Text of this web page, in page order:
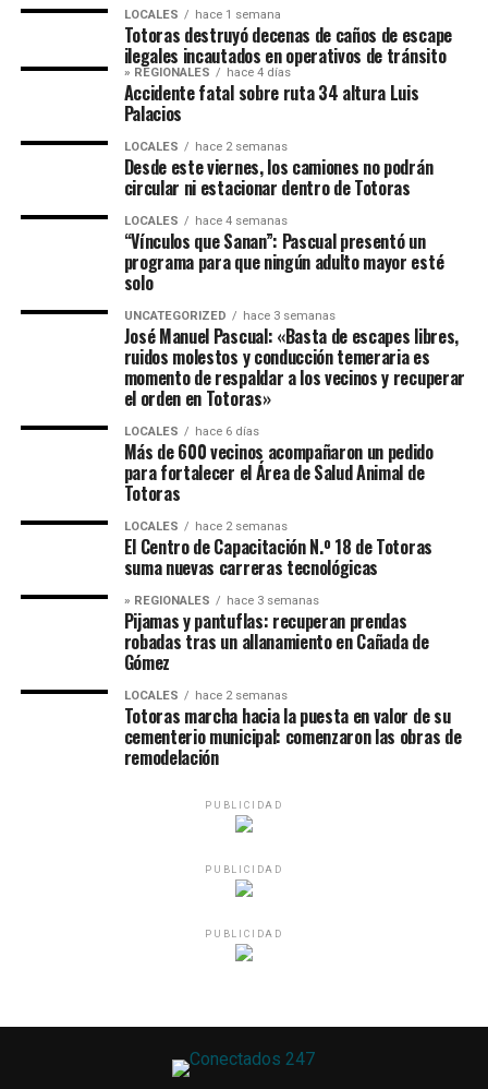
LOCALES hace 1 semana
Totoras destruyó decenas de caños de escape
ilegales incautados en operativos de tránsito
» REGIONALES hace 4 días
Accidente fatal sobre ruta 34 altura Luis
Palacios
LOCALES hace 2 semanas
Desde este viernes, los camiones no podrán
circular ni estacionar dentro de Totoras
LOCALES hace 4 semanas
“Vínculos que Sanan”: Pascual presentó un
programa para que ningún adulto mayor esté
solo
UNCATEGORIZED hace 3 semanas
José Manuel Pascual: «Basta de escapes libres,
ruidos molestos y conducción temeraria es
momento de respaldar a los vecinos y recuperar
el orden en Totoras»
LOCALES hace 6 días
Más de 600 vecinos acompañaron un pedido
para fortalecer el Área de Salud Animal de
Totoras
LOCALES hace 2 semanas
El Centro de Capacitación N.º 18 de Totoras
suma nuevas carreras tecnológicas
» REGIONALES hace 3 semanas
Pijamas y pantuflas: recuperan prendas
robadas tras un allanamiento en Cañada de
Gómez
LOCALES hace 2 semanas
Totoras marcha hacia la puesta en valor de su
cementerio municipal: comenzaron las obras de
remodelación
PUBLICIDAD
PUBLICIDAD
PUBLICIDAD